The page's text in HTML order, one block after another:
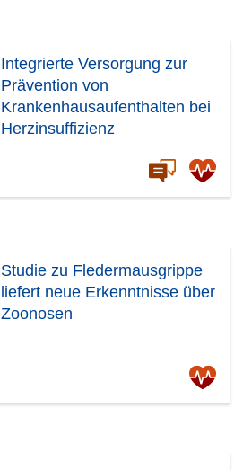
Integrierte Versorgung zur
Prävention von
Krankenhausaufenthalten bei
Herzinsuffizienz
Studie zu Fledermausgrippe
liefert neue Erkenntnisse über
Zoonosen